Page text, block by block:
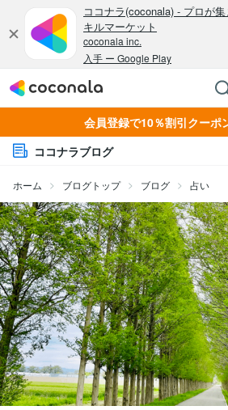
会員登録で10％割引クーポ
ココナラブログ
ホーム ブログトップ ブログ 占い